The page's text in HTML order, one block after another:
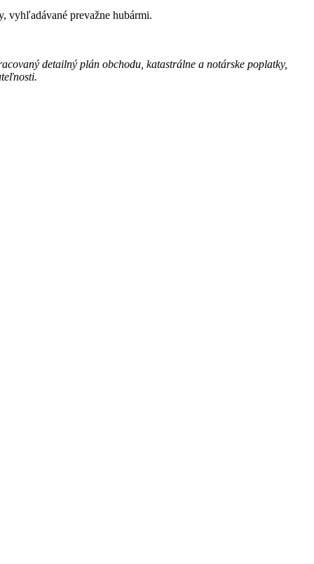
vyhľadávané prevažne hubármi.
detailný plán obchodu, katastrálne a notárske poplatky,